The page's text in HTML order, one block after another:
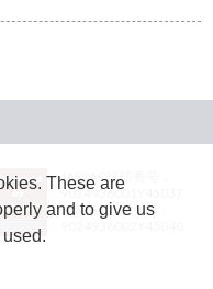
JASRAC許諾番号：
9024936001Y45037
JASRAC許諾番号：
These are
and to give us